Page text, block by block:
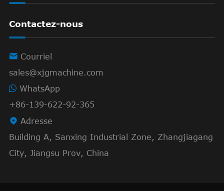
Contactez-nous
 Courriel
sales@xjgmachine.com
WhatsApp
+86-139-622-92-365
 Adresse
Building A, Sanxing Industrial Zone, Zhangjiagang
City, Jiangsu Prov, China